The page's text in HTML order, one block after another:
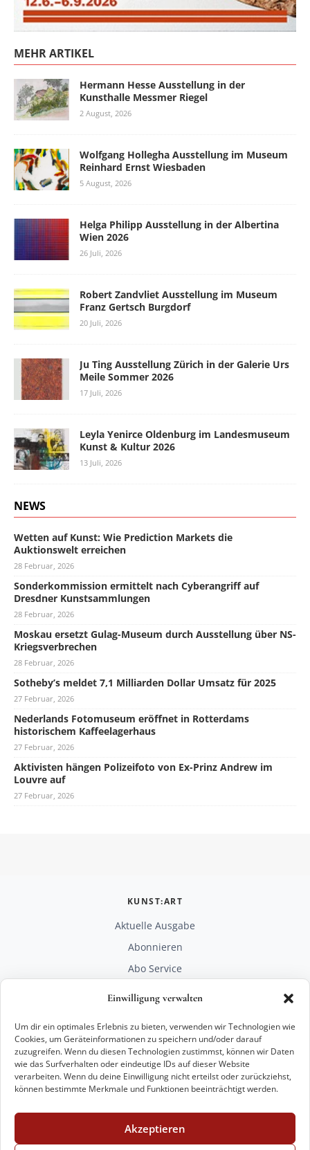
Einwilligung verwalten
Um dir ein optimales Erlebnis zu bieten, verwenden wir Technologien wie
Cookies, um Geräteinformationen zu speichern und/oder darauf
zuzugreifen. Wenn du diesen Technologien zustimmst, können wir Daten
wie das Surfverhalten oder eindeutige IDs auf dieser Website
verarbeiten. Wenn du deine Einwilligung nicht erteilst oder zurückziehst,
können bestimmte Merkmale und Funktionen beeinträchtigt werden.
Akzeptieren
MEHR ARTIKEL
Hermann Hesse Ausstellung in der
Kunsthalle Messmer Riegel
2 August, 2026
Wolfgang Hollegha Ausstellung im Museum
Reinhard Ernst Wiesbaden
5 August, 2026
Helga Philipp Ausstellung in der Albertina
Wien 2026
26 Juli, 2026
Robert Zandvliet Ausstellung im Museum
Franz Gertsch Burgdorf
20 Juli, 2026
Ju Ting Ausstellung Zürich in der Galerie Urs
Meile Sommer 2026
17 Juli, 2026
Leyla Yenirce Oldenburg im Landesmuseum
Kunst & Kultur 2026
13 Juli, 2026
NEWS
Wetten auf Kunst: Wie Prediction Markets die
Auktionswelt erreichen
28 Februar, 2026
Sonderkommission ermittelt nach Cyberangriff auf
Dresdner Kunstsammlungen
28 Februar, 2026
Moskau ersetzt Gulag-Museum durch Ausstellung über NS-
Kriegsverbrechen
28 Februar, 2026
Sotheby’s meldet 7,1 Milliarden Dollar Umsatz für 2025
27 Februar, 2026
Nederlands Fotomuseum eröffnet in Rotterdams
historischem Kaffeelagerhaus
27 Februar, 2026
Aktivisten hängen Polizeifoto von Ex-Prinz Andrew im
Louvre auf
27 Februar, 2026
KUNST:ART
Aktuelle Ausgabe
Abonnieren
Abo Service
RECHTLICHES
Impressum
Datenschutz
KONTAKT
+49 221 29 28 27 21